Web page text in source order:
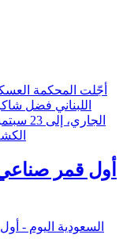
أجّلت المحكمة
أول قمر